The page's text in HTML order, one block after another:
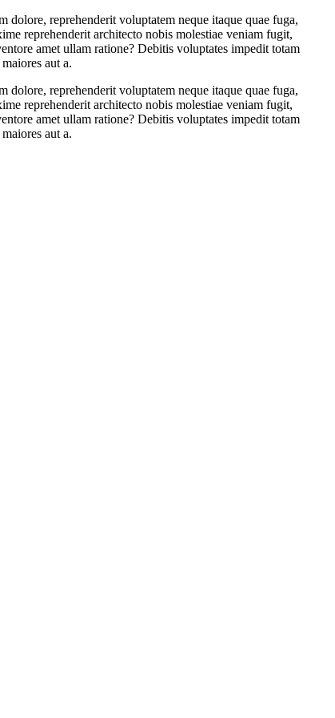
dolore, reprehenderit voluptatem neque itaque quae fuga,
reprehenderit architecto nobis molestiae veniam fugit,
amet ullam ratione? Debitis voluptates impedit totam
aut a.
dolore, reprehenderit voluptatem neque itaque quae fuga,
reprehenderit architecto nobis molestiae veniam fugit,
amet ullam ratione? Debitis voluptates impedit totam
aut a.